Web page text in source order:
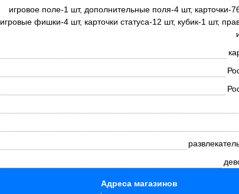
игровое поле-1 шт, дополнительные поля-4 шт, карточки-
игровые фишки-4 шт, карточки статуса-12 шт, кубик-1 шт,
Адреса магазинов